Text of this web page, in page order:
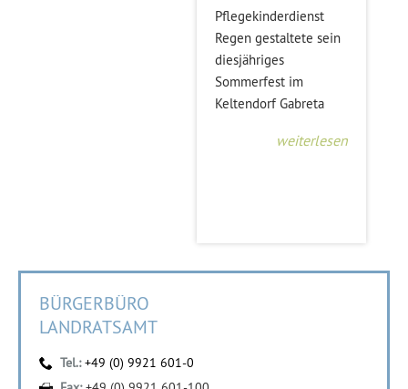
Pflegekinderdienst
Regen gestaltete sein
diesjähriges
Sommerfest im
Keltendorf Gabreta
weiterlesen
BÜRGERBÜRO
LANDRATSAMT
Tel.:+49 (0) 9921 601-0